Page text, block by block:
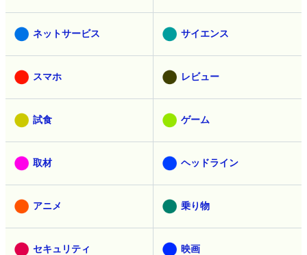
ネットサービス サイエンス
スマホ レビュー
試食 ゲーム
取材 ヘッドライン
アニメ 乗り物
セキュリティ 映画